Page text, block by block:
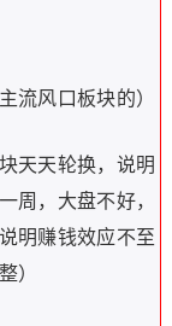
流风口板块的）
天天轮换，说明
周，大盘不好，
明赚钱效应不至
）